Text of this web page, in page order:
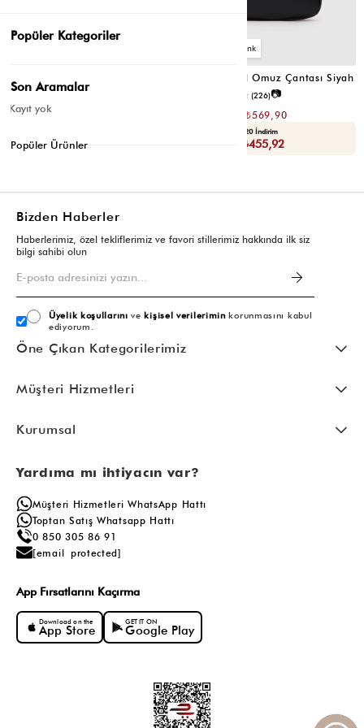
₺1.139,80
Sepette : ₺398,93
Valerie Oval Omuz Çantası Siyah
(226)📷
₺569,90
Yaza Özel Ek %20 İndirim
Sepette : ₺455,92
Bizden Haberler
Haberlerimiz, özel tekliflerimiz ve favori stillerimiz hakkında ilk siz
bilgi sahibi olun
Üyelik koşullarını vekişisel verileriminkorunmasını kabul
ediyorum.
Öne Çıkan Kategorilerimiz
Müşteri Hizmetleri
Kurumsal
Yardıma mı ihtiyacın var?
Müşteri Hizmetleri WhatsApp Hattı
Toptan Satış Whatsapp Hattı
0 850 305 86 91
[email protected]
App Fırsatlarını Kaçırma
Download on the
App Store
GET IT ON
Google Play
Popüler Kategoriler
Son Aramalar
Kayıt yok
Popüler Ürünler